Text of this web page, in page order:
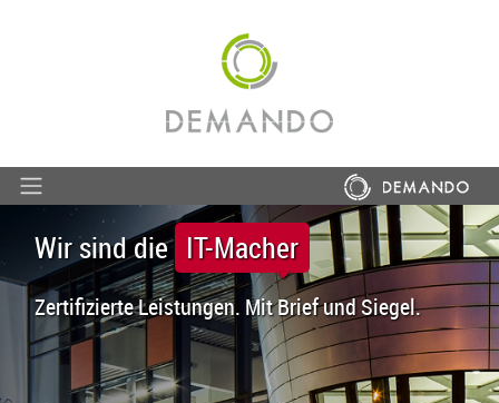
Wir sind die IT-Macher
Zertifizierte Leistungen. Mit Brief und Siegel.